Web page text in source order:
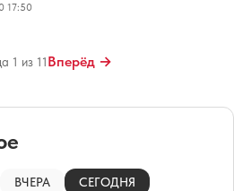
17:50
1 из 11Вперёд →
ВЧЕРА СЕГОДНЯ